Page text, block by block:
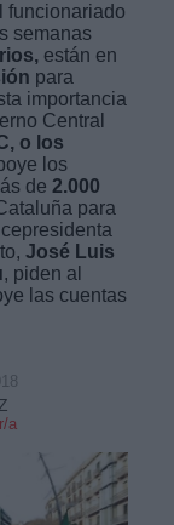
funcionariado
semanas
están en
para
importancia
Central
o los
los
de2.000
para
José Luis
, piden al
las cuentas
a